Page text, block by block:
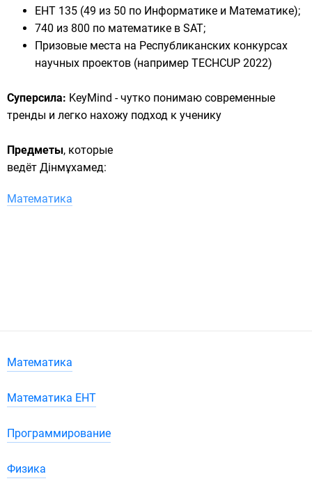
ЕНТ 135 (49 из 50 по Информатике и Математике);
740 из 800 по математике в SAT;
Призовые места на Республиканских конкурсах
научных проектов (например TECHCUP 2022)
Суперсила: KeyMind - чутко понимаю современные
тренды и легко нахожу подход к ученику
Предметы, которые
ведёт Дінмұхамед:
Математика
Математика
Математика ЕНТ
Программирование
Физика